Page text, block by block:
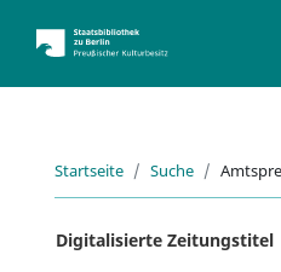
Startseite Suche
Digitalisierte Zeitungstitel